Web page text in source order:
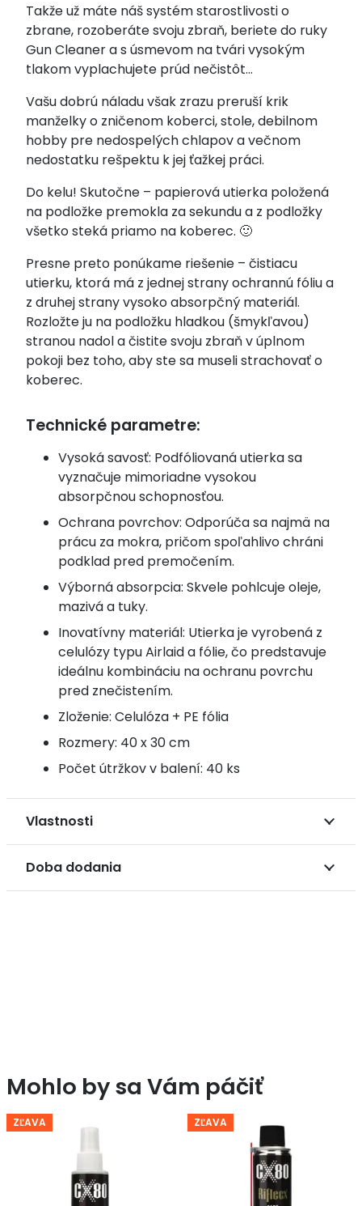
Takže už máte náš systém starostlivosti o
zbrane, rozoberáte svoju zbraň, beriete do ruky
Gun Cleaner a s úsmevom na tvári vysokým
tlakom vyplachujete prúd nečistôt…
Vašu dobrú náladu však zrazu preruší krik
manželky o zničenom koberci, stole, debilnom
hobby pre nedospelých chlapov a večnom
nedostatku rešpektu k jej ťažkej práci.
Do kelu! Skutočne – papierová utierka položená
na podložke premokla za sekundu a z podložky
všetko steká priamo na koberec. 🙂
Presne preto ponúkame riešenie – čistiacu
utierku, ktorá má z jednej strany ochrannú fóliu a
z druhej strany vysoko absorpčný materiál.
Rozložte ju na podložku hladkou (šmykľavou)
stranou nadol a čistite svoju zbraň v úplnom
pokoji bez toho, aby ste sa museli strachovať o
koberec.
Technické parametre:
Vysoká savosť: Podfóliovaná utierka sa
vyznačuje mimoriadne vysokou
absorpčnou schopnosťou.
Ochrana povrchov: Odporúča sa najmä na
prácu za mokra, pričom spoľahlivo chráni
podklad pred premočením.
Výborná absorpcia: Skvele pohlcuje oleje,
mazivá a tuky.
Inovatívny materiál: Utierka je vyrobená z
celulózy typu Airlaid a fólie, čo predstavuje
ideálnu kombináciu na ochranu povrchu
pred znečistením.
Zloženie: Celulóza + PE fólia
Rozmery: 40 x 30 cm
Počet útržkov v balení: 40 ks
Vlastnosti
Doba dodania
Mohlo by sa Vám páčiť
ZĽAVA ZĽAVA